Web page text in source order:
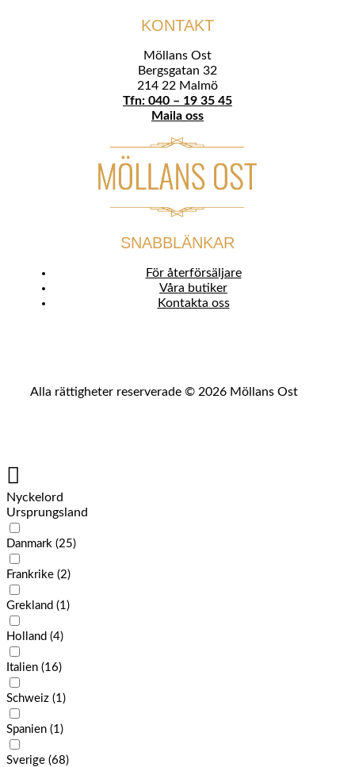
KONTAKT
Möllans Ost
Bergsgatan 32
214 22 Malmö
Tfn: 040 – 19 35 45
Maila oss
SNABBLÄNKAR
För återförsäljare
Våra butiker
Kontakta oss
Alla rättigheter reserverade © 2026 Möllans Ost
Nyckelord
Ursprungsland
Danmark (25)
Frankrike (2)
Grekland (1)
Holland (4)
Italien (16)
Schweiz (1)
Spanien (1)
Sverige (68)